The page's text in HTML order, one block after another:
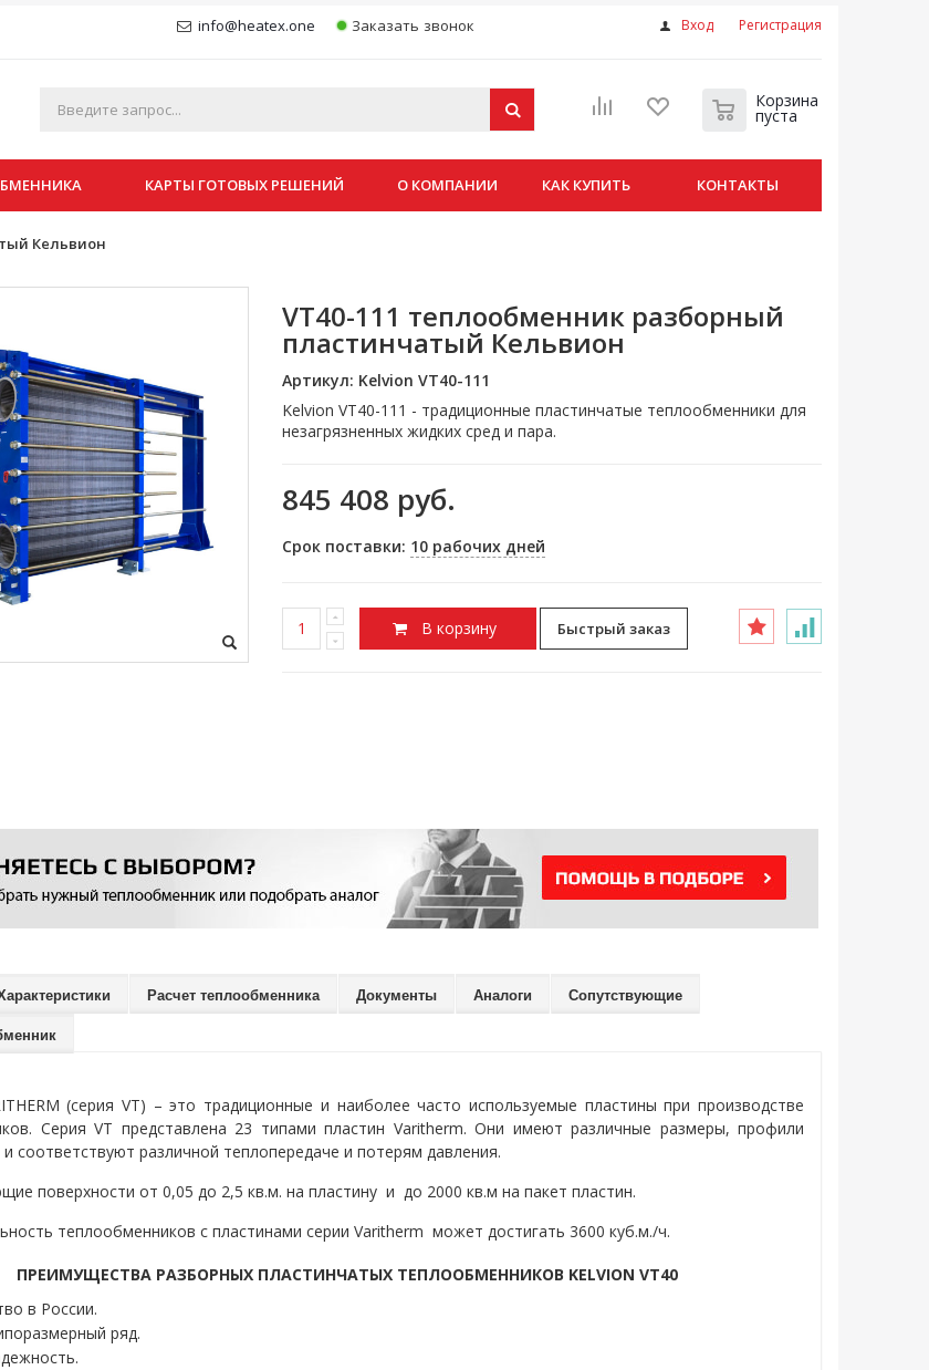
info@heatex.one Заказать звонок Вход Регистрация
Корзина
пуста
КАРТЫ ГОТОВЫХ РЕШЕНИЙ О КОМПАНИИ КАК КУПИТЬ КОНТАКТЫ
Кельвион
VT40-111 теплообменник разборный
пластинчатый Кельвион
Артикул: Kelvion VT40-111
Kelvion VT40-111 - традиционные пластинчатые теплообменники для
незагрязненных жидких сред и пара.
845 408 руб.
Срок поставки: 10 рабочих дней
В корзину Быстрый заказ
Расчет теплообменника Документы Аналоги Сопутствующие
(серия VT) – это традиционные и наиболее часто используемые пластины при производстве
Серия VT представлена 23 типами пластин Varitherm. Они имеют различные размеры, профили
соответствуют различной теплопередаче и потерям давления.
поверхности от 0,05 до 2,5 кв.м. на пластину и до 2000 кв.м на пакет пластин.
теплообменников с пластинами серии Varitherm может достигать 3600 куб.м./ч.
ПРЕИМУЩЕСТВА РАЗБОРНЫХ ПЛАСТИНЧАТЫХ ТЕПЛООБМЕННИКОВ KELVION VT40
в России.
ряд.